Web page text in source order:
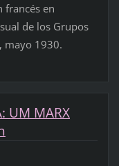
francés en
de los Grupos
mayo 1930.
UM MARX